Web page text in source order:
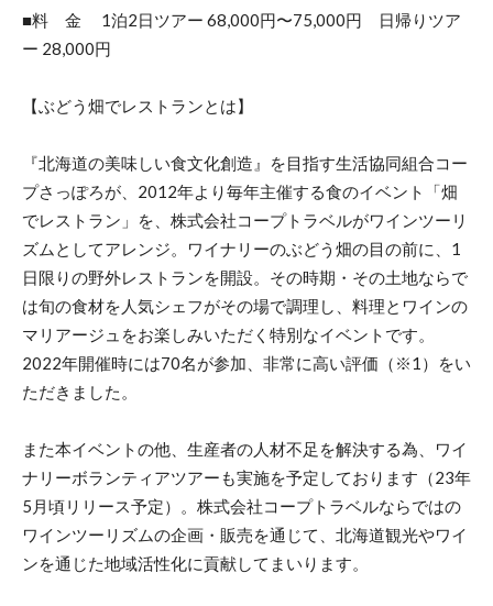
■料 金 1泊2日ツアー 68,000円〜75,000円 日帰りツア
ー 28,000円
【ぶどう畑でレストランとは】
『北海道の美味しい食文化創造』を目指す生活協同組合コー
プさっぽろが、2012年より毎年主催する食のイベント「畑
でレストラン」を、株式会社コープトラベルがワインツーリ
ズムとしてアレンジ。ワイナリーのぶどう畑の目の前に、1
日限りの野外レストランを開設。その時期・その土地ならで
は旬の食材を人気シェフがその場で調理し、料理とワインの
マリアージュをお楽しみいただく特別なイベントです。
2022年開催時には70名が参加、非常に高い評価（※1）をい
ただきました。
また本イベントの他、生産者の人材不足を解決する為、ワイ
ナリーボランティアツアーも実施を予定しております（23年
5月頃リリース予定）。株式会社コープトラベルならではの
ワインツーリズムの企画・販売を通じて、北海道観光やワイ
ンを通じた地域活性化に貢献してまいります。